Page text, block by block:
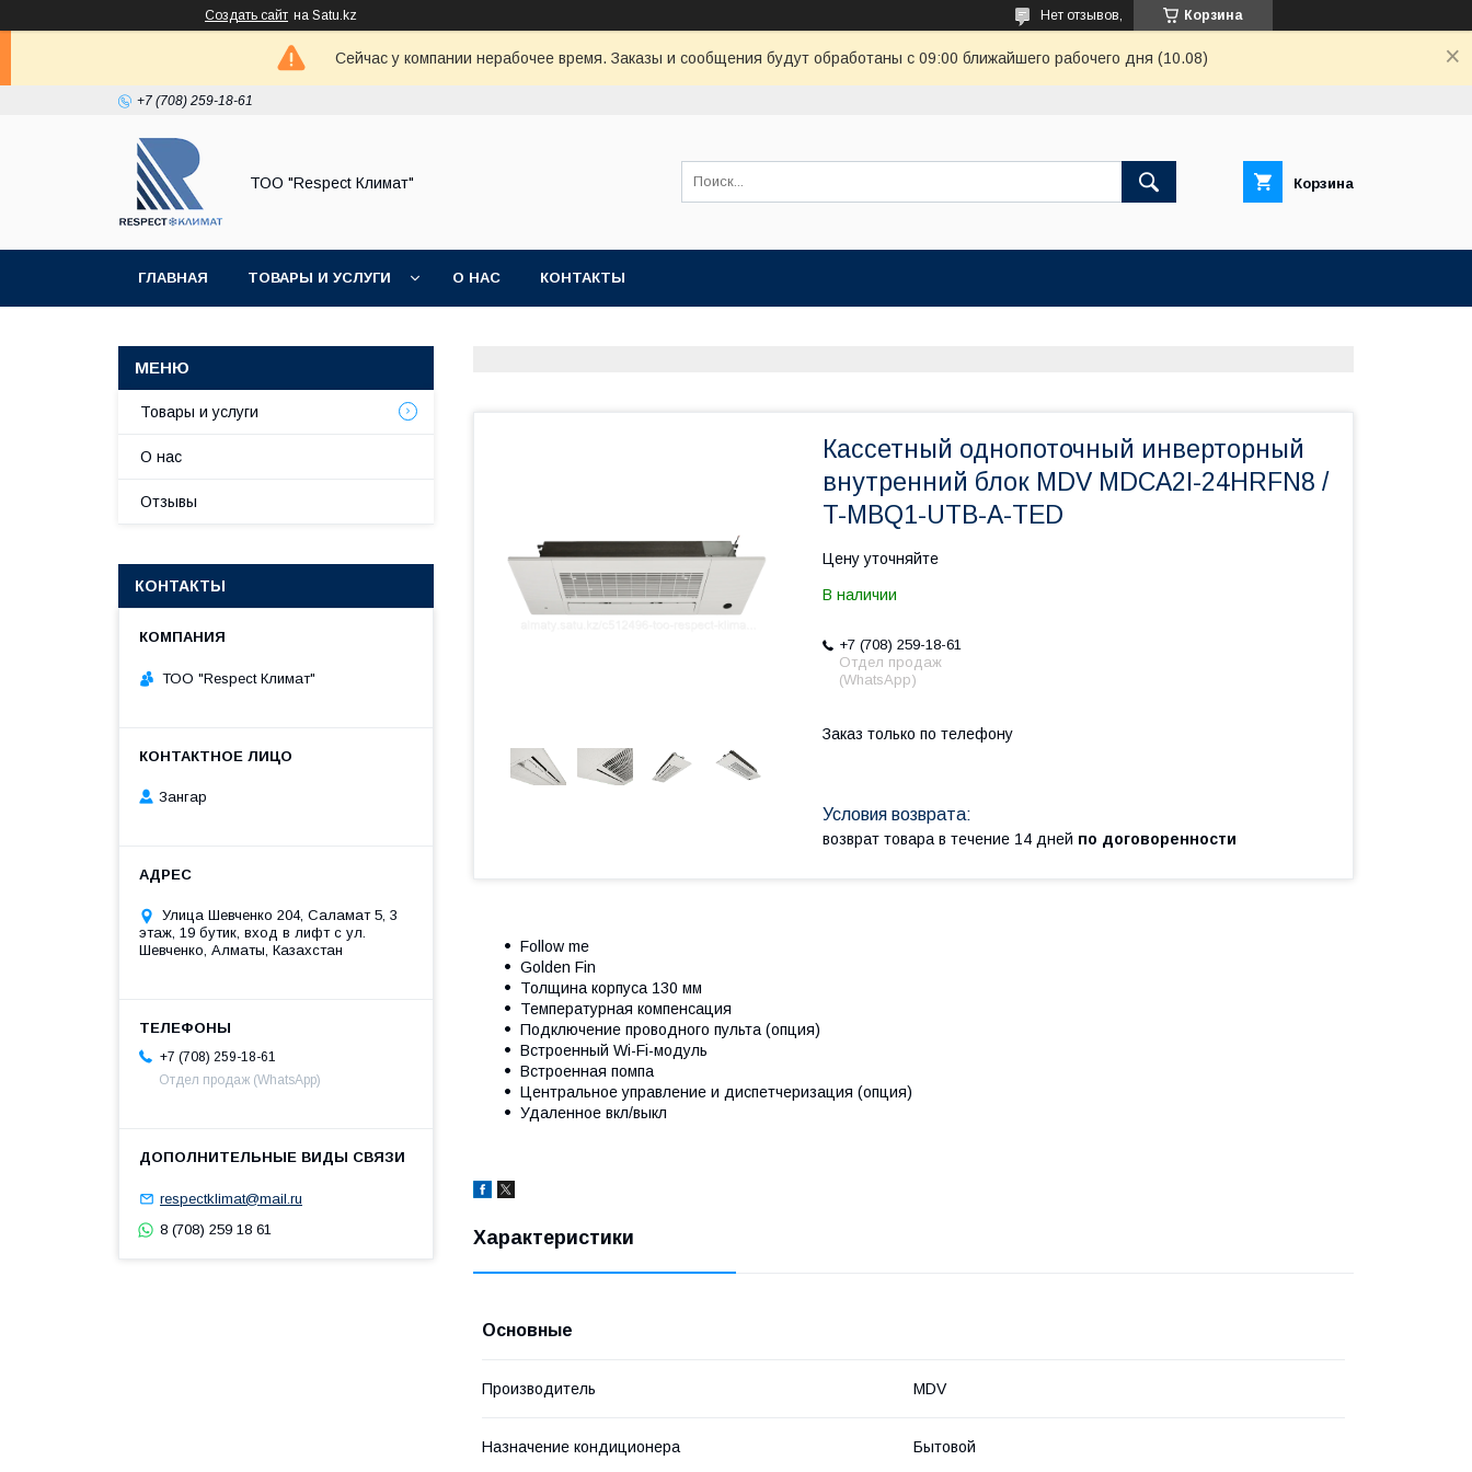
Создать сайт на Satu.kz Корзина
Нет отзывов,
Сейчас у компании нерабочее время. Заказы и сообщения будут обработаны с 09:00 ближайшего рабочего дня (10.08)
+7 (708) 259-18-61
ТОО "Respect Климат" Корзина
ГЛАВНАЯ ТОВАРЫ И УСЛУГИ О НАС КОНТАКТЫ
Кассетный однопоточный инверторный
внутренний блок MDV MDCA2I-24HRFN8 /
T-MBQ1-UTB-A-TED
Цену уточняйте
В наличии
+7 (708) 259-18-61
Отдел продаж
(WhatsApp)
Заказ только по телефону
возврат товара в течение 14 дней по договоренности
Follow me
Golden Fin
Толщина корпуса 130 мм
Температурная компенсация
Подключение проводного пульта (опция)
Встроенный Wi-Fi-модуль
Встроенная помпа
Центральное управление и диспетчеризация (опция)
Удаленное вкл/выкл
Характеристики
Основные
Производитель MDV
Назначение кондиционера Бытовой
Товары и услуги
О нас
Отзывы
КОНТАКТЫ
ТОО "Respect Климат"
Зангар
​Улица Шевченко 204, Саламат 5, ​3
этаж, 19 бутик, вход в лифт с ул.
Шевченко, Алматы, Казахстан
+7 (708) 259-18-61
Отдел продаж (WhatsApp)
respectklimat@mail.ru
8 (708) 259 18 61